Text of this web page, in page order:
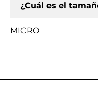
¿Cuál es el
MICRO